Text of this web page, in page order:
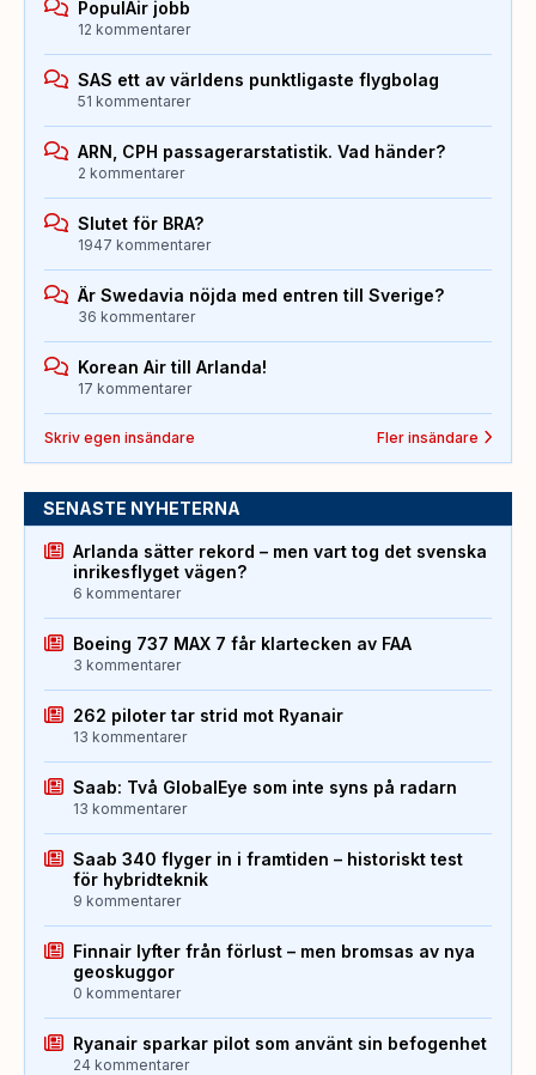
PopulAir jobb
12 kommentarer
SAS ett av världens punktligaste flygbolag
51 kommentarer
ARN, CPH passagerarstatistik. Vad händer?
2 kommentarer
Slutet för BRA?
1947 kommentarer
Är Swedavia nöjda med entren till Sverige?
36 kommentarer
Korean Air till Arlanda!
17 kommentarer
Skriv egen insändare Fler insändare
SENASTE NYHETERNA
Arlanda sätter rekord – men vart tog det svenska
inrikesflyget vägen?
6 kommentarer
Boeing 737 MAX 7 får klartecken av FAA
3 kommentarer
262 piloter tar strid mot Ryanair
13 kommentarer
Saab: Två GlobalEye som inte syns på radarn
13 kommentarer
Saab 340 flyger in i framtiden – historiskt test
för hybridteknik
9 kommentarer
Finnair lyfter från förlust – men bromsas av nya
geoskuggor
0 kommentarer
Ryanair sparkar pilot som använt sin befogenhet
24 kommentarer